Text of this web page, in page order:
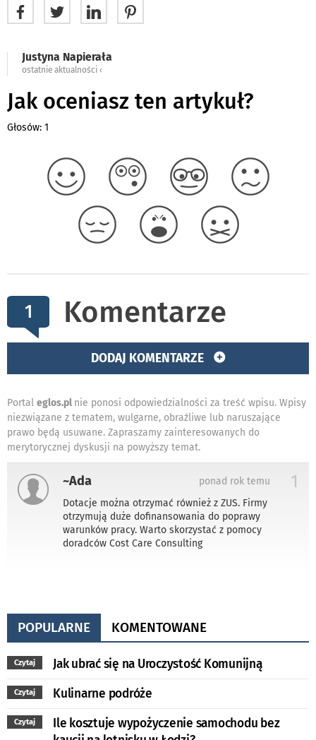
Justyna Napierała
ostatnie aktualności ‹
Jak oceniasz ten artykuł?
Głosów: 1
1 Komentarze
DODAJ KOMENTARZE
Portal eglos.pl nie ponosi odpowiedzialności za treść wpisu. Wpisy
niezwiązane z tematem, wulgarne, obraźliwe lub naruszające
prawo będą usuwane. Zapraszamy zainteresowanych do
merytorycznej dyskusji na powyższy temat.
~Ada 1
ponad rok temu
Dotacje można otrzymać również z ZUS. Firmy
otrzymują duże dofinansowania do poprawy
warunków pracy. Warto skorzystać z pomocy
doradców Cost Care Consulting
POPULARNE KOMENTOWANE
Czytaj Jak ubrać się na Uroczystość Komunijną
Czytaj Kulinarne podróże
Czytaj
Ile kosztuje wypożyczenie samochodu bez